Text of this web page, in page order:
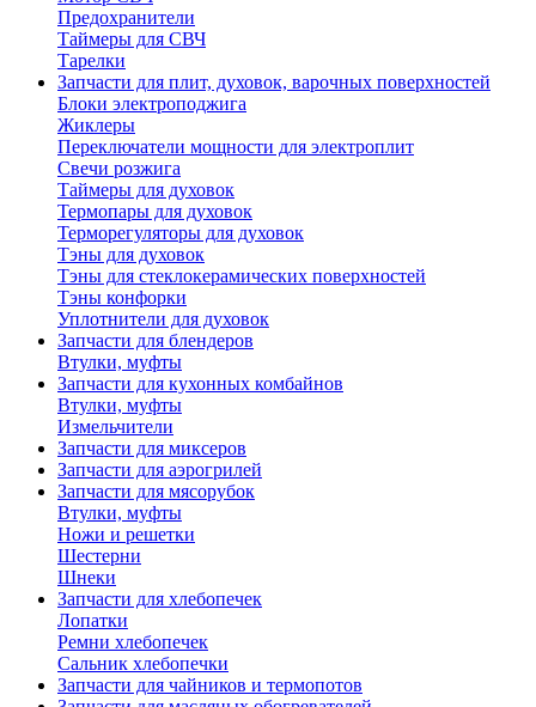
Предохранители
Таймеры для СВЧ
Тарелки
Запчасти для плит, духовок, варочных поверхностей
Блоки электроподжига
Жиклеры
Переключатели мощности для электроплит
Свечи розжига
Таймеры для духовок
Термопары для духовок
Терморегуляторы для духовок
Тэны для духовок
Тэны для стеклокерамических поверхностей
Тэны конфорки
Уплотнители для духовок
Запчасти для блендеров
Втулки, муфты
Запчасти для кухонных комбайнов
Втулки, муфты
Измельчители
Запчасти для миксеров
Запчасти для аэрогрилей
Запчасти для мясорубок
Втулки, муфты
Ножи и решетки
Шестерни
Шнеки
Запчасти для хлебопечек
Лопатки
Ремни хлебопечек
Сальник хлебопечки
Запчасти для чайников и термопотов